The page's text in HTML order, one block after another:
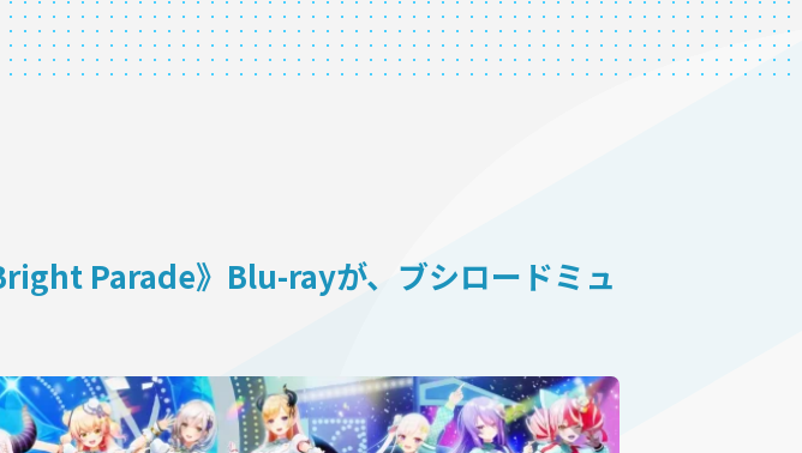
Parade》Blu-rayが、ブシロードミュ